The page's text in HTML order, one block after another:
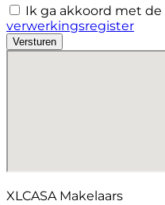
Ik ga akkoord met de
verwerkingsregister
Versturen
XLCASA Makelaars